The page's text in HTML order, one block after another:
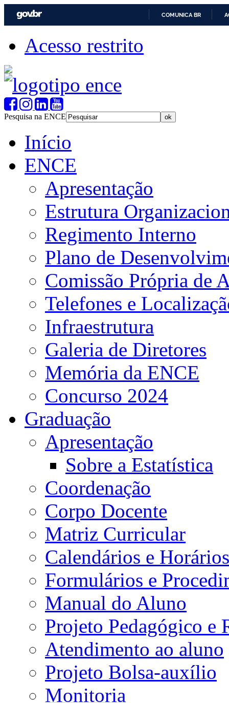
COMUNICA BR
Acesso restrito
Pesquisa na ENCE
Início
ENCE
Apresentação
Estrutura
Regimento Interno
Plano de
Comissão Própria de
Telefones e
Infraestrutura
Galeria de Diretores
Memória da ENCE
Concurso 2024
Graduação
Apresentação
Sobre a Estatística
Coordenação
Corpo Docente
Matriz Curricular
Calendários e Horários
Formulários e
Manual do Aluno
Projeto Pedagógico e
Atendimento ao aluno
Projeto Bolsa-auxílio
Monitoria